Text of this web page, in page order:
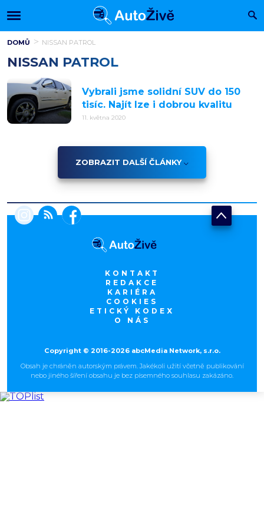
DOMŮ NISSAN PATROL
NISSAN PATROL
Vybrali jsme solidní SUV do 150
tisíc. Najít lze i dobrou kvalitu
11. května 2020
ZOBRAZIT DALŠÍ ČLÁNKY
KONTAKT
REDAKCE
KARIÉRA
COOKIES
ETICKÝ KODEX
O NÁS
Copyright © 2016-2026 abcMedia Network, s.r.o.
Obsah je chráněn autorským právem. Jakékoli užití včetně publikování
nebo jiného šíření obsahu je bez písemného souhlasu zakázáno.